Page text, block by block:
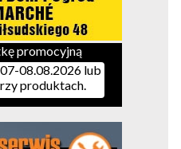
promocyjną
08.08.2026 lub
produktach.